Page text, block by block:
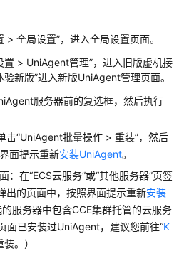
> 全局设置”，进入全局设置页面。
置 > UniAgent管理”，进入旧版虚机接
新版”进入新版UniAgent管理页面。
服务器前的复选框，然后执行
击“UniAgent批量操作 > 重装”，然后
面提示重新安装UniAgent。
：在“ECS云服务”或“其他服务器”页签
出的页面中，按照界面提示重新安装
服务器中包含CCE集群托管的云服务
面已安装过UniAgent，建议您前往“K
。）